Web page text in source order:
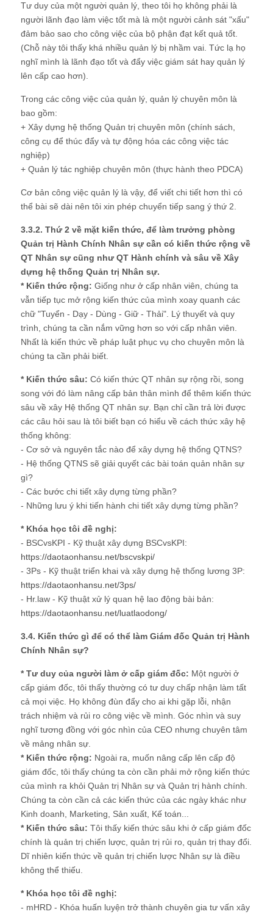
Tư duy của một người quản lý, theo tôi họ không phải là
người lãnh đạo làm việc tốt mà là một người cảnh sát "xấu"
đảm bảo sao cho công việc của bộ phận đạt kết quả tốt.
(Chỗ này tôi thấy khá nhiều quản lý bị nhầm vai. Tức lạ họ
nghĩ mình là lãnh đạo tốt và đẩy việc giám sát hay quản lý
lên cấp cao hơn).
Trong các công việc của quản lý, quản lý chuyên môn là
bao gồm:
+ Xây dựng hệ thống Quản trị chuyên môn (chính sách,
công cụ để thúc đẩy và tự động hóa các công việc tác
nghiệp)
+ Quản lý tác nghiệp chuyên môn (thực hành theo PDCA)
Cơ bản công việc quản lý là vậy, để viết chi tiết hơn thì có
thể bài sẽ dài nên tôi xin phép chuyển tiếp sang ý thứ 2.
3.3.2. Thứ 2 về mặt kiến thức, để làm trưởng phòng
Quản trị Hành Chính Nhân sự cần có kiến thức rộng về
QT Nhân sự cũng như QT Hành chính và sâu về Xây
dựng hệ thống Quản trị Nhân sự.
* Kiến thức rộng: Giống như ở cấp nhân viên, chúng ta
vẫn tiếp tục mở rộng kiến thức của mình xoay quanh các
chữ "Tuyển - Dạy - Dùng - Giữ - Thải". Lý thuyết và quy
trình, chúng ta cần nắm vững hơn so với cấp nhân viên.
Nhất là kiến thức về pháp luật phục vụ cho chuyên môn là
chúng ta cần phải biết.
* Kiến thức sâu: Có kiến thức QT nhân sự rộng rồi, song
song với đó làm nâng cấp bản thân mình để thêm kiến thức
sâu về xây Hệ thống QT nhân sự. Bạn chỉ cần trả lời được
các câu hỏi sau là tôi biết bạn có hiểu về cách thức xây hệ
thống không:
- Cơ sở và nguyên tắc nào để xây dựng hệ thống QTNS?
- Hệ thống QTNS sẽ giải quyết các bài toán quản nhân sự
gì?
- Các bước chi tiết xây dựng từng phần?
- Những lưu ý khi tiến hành chi tiết xây dựng từng phần?
* Khóa học tôi đề nghị:
- BSCvsKPI - Kỹ thuật xây dựng BSCvsKPI:
https://daotaonhansu.net/bscvskpi/
- 3Ps - Kỹ thuật triển khai và xây dựng hệ thống lương 3P:
https://daotaonhansu.net/3ps/
- Hr.law - Kỹ thuật xử lý quan hệ lao động bài bản:
https://daotaonhansu.net/luatlaodong/
3.4. Kiến thức gì để có thể làm Giám đốc Quản trị Hành
Chính Nhân sự?
* Tư duy của người làm ở cấp giám đốc: Một người ở
cấp giám đốc, tôi thấy thường có tư duy chấp nhận làm tất
cả mọi việc. Họ không đùn đẩy cho ai khi gặp lỗi, nhận
trách nhiệm và rủi ro công việc về mình. Góc nhìn và suy
nghĩ tương đồng với góc nhìn của CEO nhưng chuyên tâm
về mảng nhân sự.
* Kiến thức rộng: Ngoài ra, muốn nâng cấp lên cấp độ
giám đốc, tôi thấy chúng ta còn cần phải mở rộng kiến thức
của mình ra khỏi Quản trị Nhân sự và Quản trị hành chính.
Chúng ta còn cần cả các kiến thức của các ngày khác như
Kinh doanh, Marketing, Sản xuất, Kế toán...
* Kiến thức sâu: Tôi thấy kiến thức sâu khi ở cấp giám đốc
chính là quản trị chiến lược, quản trị rủi ro, quản trị thay đổi.
Dĩ nhiên kiến thức về quản trị chiến lược Nhân sự là điều
không thể thiếu.
* Khóa học tôi đề nghị:
- mHRD - Khóa huấn luyện trở thành chuyên gia tư vấn xây